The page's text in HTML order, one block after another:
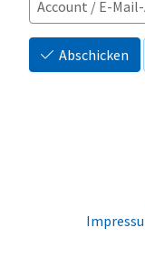
Abschicken